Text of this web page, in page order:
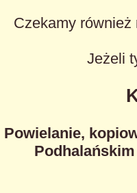
Czekamy również
Jeżeli
Powielanie,